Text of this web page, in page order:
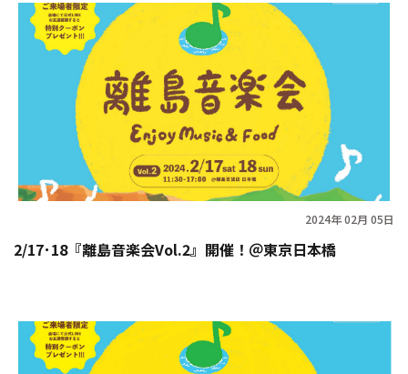
2024年 02月 05日
2/17･18『離島音楽会Vol.2』開催！＠東京日本橋